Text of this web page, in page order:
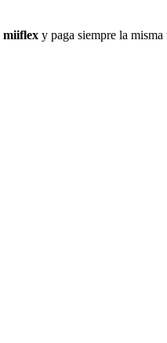
miiflex y paga siempre la